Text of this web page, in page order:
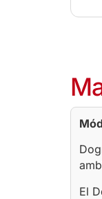
El